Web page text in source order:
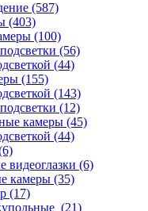
(587)
(403)
(100)
(56)
(44)
(155)
(143)
(12)
камеры (45)
(44)
видеоглазки (6)
камеры (35)
(17)
(21)